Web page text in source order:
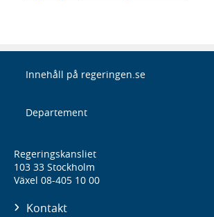
Innehåll på regeringen.se
Departement
Regeringskansliet
103 33 Stockholm
Växel 08-405 10 00
Kontakt